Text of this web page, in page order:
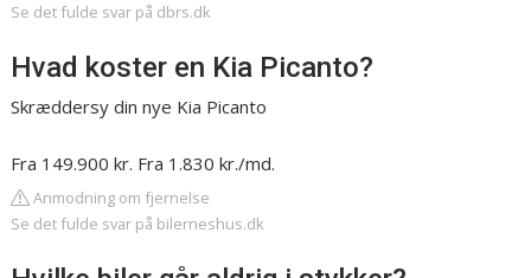
Se det fulde svar på dbrs.dk
Hvad koster en Kia Picanto?
Skræddersy din nye Kia Picanto
Fra 149.900 kr. Fra 1.830 kr./md.
Anmodning om fjernelse
Se det fulde svar på bilerneshus.dk